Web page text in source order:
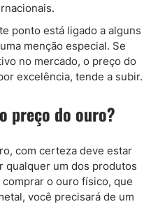
ponto está ligado a alguns
menção especial. Se
no mercado, o preço do
excelência, tende a subir.
preço do ouro?
com certeza deve estar
qualquer um dos produtos
o ouro físico, que
você precisará de um